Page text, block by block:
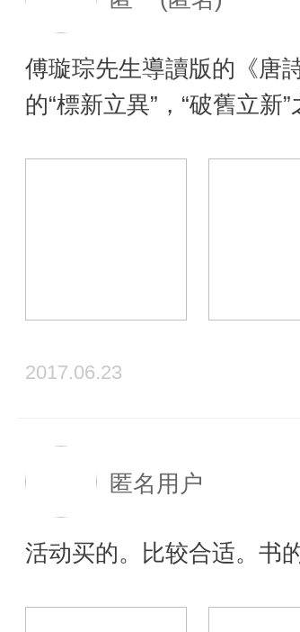
傅璇琮先生導讀版的《唐
的“標新立異”，“破舊立新
2017.06.23
匿名用户
活动买的。比较合适。书